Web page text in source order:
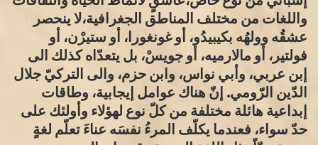
واللغات من مختلف المناطق الجغرافية،لا ينحصر
عشقُه وولهُه بكيبيدُو، أو غونغورا، أو ستيرْن، أو
فولتير، أو مالارميه، أو جويسْ، بل يتعدّاه كذلك الى
إبن عربي، وأبي نواس، وابن حزم، والى التركيّ جلال
الدّين الرّومي. إنّ هناك عوامل إيجابية، وطاقات
إبداعية هائلة مختلفة من كلّ نوع لهؤلاء وأولئك على
حدّ سواء، فعندما يكلّف المرءُ نفسَه عناءَ تعلّم لغةٍ